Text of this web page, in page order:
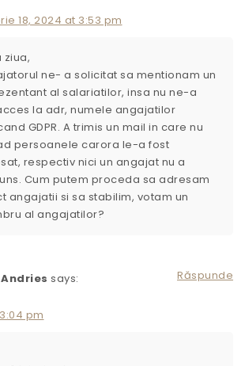
18, 2024 at 3:53 pm
ziua,
ne- a solicitat sa mentionam un
al salariatilor, insa nu ne-a
la adr, numele angajatilor
GDPR. A trimis un mail in care nu
persoanele carora le-a fost
respectiv nici un angajat nu a
Cum putem proceda sa adresam
angajatii si sa stabilim, votam un
al angajatilor?
Răspunde
says:
pm